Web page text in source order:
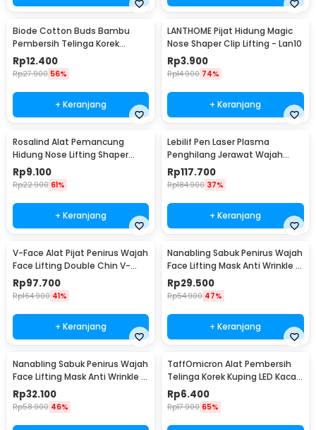
Biode Cotton Buds Bambu
Pembersih Telinga Korek
Kuping 200 PCS - BD277
Rp12.400
Rp27.900 56%
+ Keranjang
LANTHOME Pijat Hidung Magic
Nose Shaper Clip Lifting - Lan10
Rp3.900
Rp14.900 74%
+ Keranjang
Rosalind Alat Pemancung
Hidung Nose Lifting Shaper
Correction - D-16
Rp9.100
Rp22.900 61%
+ Keranjang
Lebilif Pen Laser Plasma
Penghilang Jerawat Wajah
Dark Spot 5.5W - JT75
Rp117.700
Rp184.900 37%
+ Keranjang
V-Face Alat Pijat Penirus Wajah
Face Lifting Double Chin V-
Shaped - BYM-903S
Rp97.700
Rp164.900 41%
+ Keranjang
Nanabling Sabuk Penirus Wajah
Face Lifting Mask Anti Wrinkle M
- TZ20
Rp29.500
Rp54.900 47%
+ Keranjang
Nanabling Sabuk Penirus Wajah
Face Lifting Mask Anti Wrinkle S
- TZ20
Rp32.100
Rp58.900 46%
TaffOmicron Alat Pembersih
Telinga Korek Kuping LED Kaca
Pembesar - XY319
Rp6.400
Rp17.900 65%